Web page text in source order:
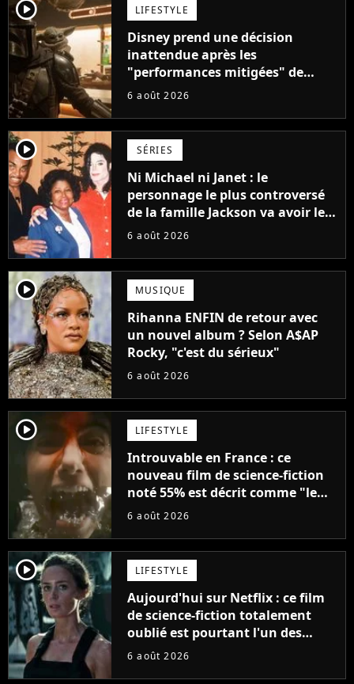
player2 LIFESTYLE
Disney prend une décision
inattendue après les
"performances mitigées" de
Vaiana et The Mandalorian &
6 août 2026
player2 SÉRIES
Ni Michael ni Janet : le
personnage le plus controversé
de la famille Jackson va avoir le
droit à sa propre série
6 août 2026
player2 MUSIQUE
Rihanna ENFIN de retour avec
un nouvel album ? Selon A$AP
Rocky, "c'est du sérieux"
6 août 2026
player2 LIFESTYLE
Introuvable en France : ce
nouveau film de science-fiction
noté 55% est décrit comme "le
plus stupide de l'année"
6 août 2026
player2 LIFESTYLE
Aujourd'hui sur Netflix : ce film
de science-fiction totalement
oublié est pourtant l'un des
meilleurs des années 2010
6 août 2026